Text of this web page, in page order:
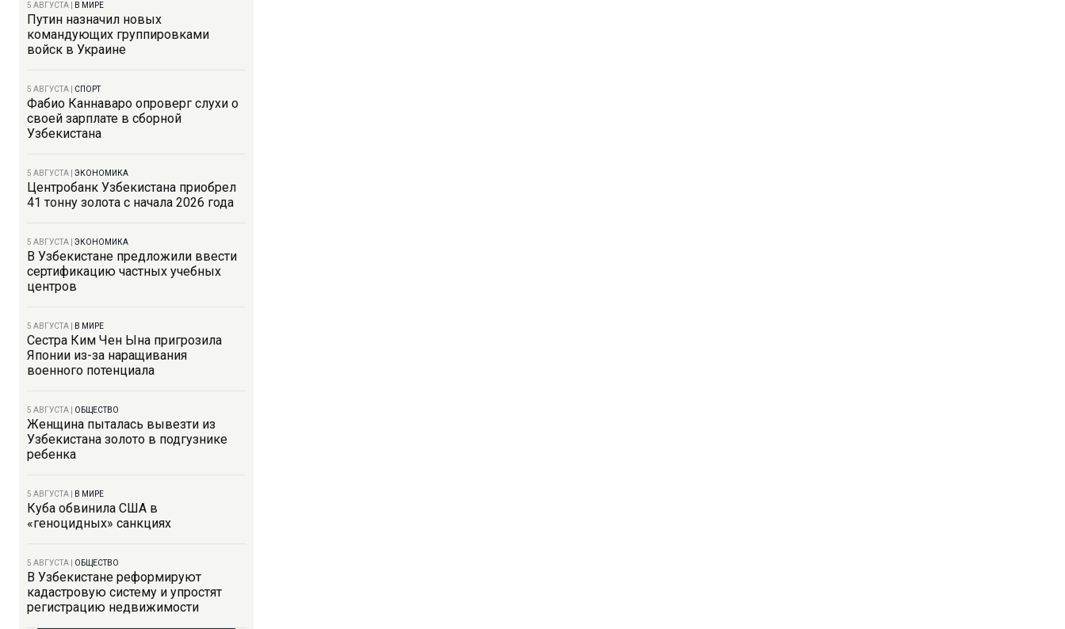
5 АВГУСТА В МИРЕ
Путин назначил новых
командующих группировками
войск в Украине
5 АВГУСТА СПОРТ
Фабио Каннаваро опроверг слухи о
своей зарплате в сборной
Узбекистана
5 АВГУСТА ЭКОНОМИКА
Центробанк Узбекистана приобрел
41 тонну золота с начала 2026 года
5 АВГУСТА ЭКОНОМИКА
В Узбекистане предложили ввести
сертификацию частных учебных
центров
5 АВГУСТА В МИРЕ
Сестра Ким Чен Ына пригрозила
Японии из-за наращивания
военного потенциала
5 АВГУСТА ОБЩЕСТВО
Женщина пыталась вывезти из
Узбекистана золото в подгузнике
ребенка
5 АВГУСТА В МИРЕ
Куба обвинила США в
«геноцидных» санкциях
5 АВГУСТА ОБЩЕСТВО
В Узбекистане реформируют
кадастровую систему и упростят
регистрацию недвижимости